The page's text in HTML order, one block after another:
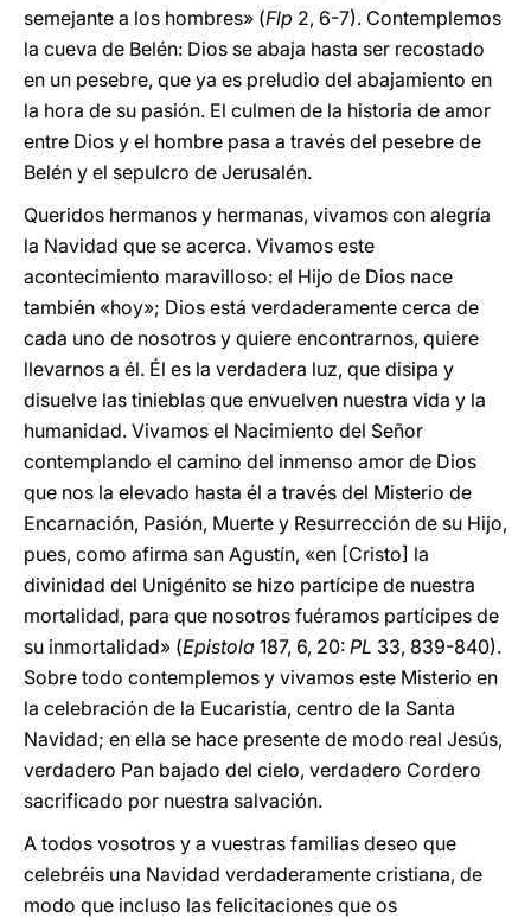
semejante a los hombres» (Flp 2, 6-7). Contemplemos
la cueva de Belén: Dios se abaja hasta ser recostado
en un pesebre, que ya es preludio del abajamiento en
la hora de su pasión. El culmen de la historia de amor
entre Dios y el hombre pasa a través del pesebre de
Belén y el sepulcro de Jerusalén.
Queridos hermanos y hermanas, vivamos con alegría
la Navidad que se acerca. Vivamos este
acontecimiento maravilloso: el Hijo de Dios nace
también «hoy»; Dios está verdaderamente cerca de
cada uno de nosotros y quiere encontrarnos, quiere
llevarnos a él. Él es la verdadera luz, que disipa y
disuelve las tinieblas que envuelven nuestra vida y la
humanidad. Vivamos el Nacimiento del Señor
contemplando el camino del inmenso amor de Dios
que nos la elevado hasta él a través del Misterio de
Encarnación, Pasión, Muerte y Resurrección de su Hijo,
pues, como afirma san Agustín, «en [Cristo] la
divinidad del Unigénito se hizo partícipe de nuestra
mortalidad, para que nosotros fuéramos partícipes de
su inmortalidad» (Epistola 187, 6, 20: PL 33, 839-840).
Sobre todo contemplemos y vivamos este Misterio en
la celebración de la Eucaristía, centro de la Santa
Navidad; en ella se hace presente de modo real Jesús,
verdadero Pan bajado del cielo, verdadero Cordero
sacrificado por nuestra salvación.
A todos vosotros y a vuestras familias deseo que
celebréis una Navidad verdaderamente cristiana, de
modo que incluso las felicitaciones que os